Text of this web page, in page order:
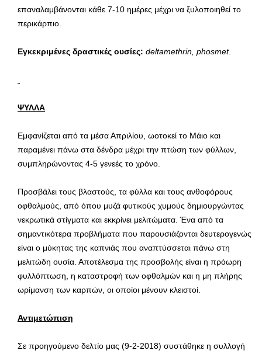
επαναλαμβάνονται κάθε 7-10 ημέρες μέχρι να ξυλοποιηθεί το
περικάρπιο.
Εγκεκριμένες δραστικές ουσίες: deltamethrin, phosmet.
ΨΥΛΛΑ
Εμφανίζεται από τα μέσα Απριλίου, ωοτοκεί το Μάιο και
παραμένει πάνω στα δένδρα μέχρι την πτώση των φύλλων,
συμπληρώνοντας 4-5 γενεές το χρόνο.
Προσβάλει τους βλαστούς, τα φύλλα και τους ανθοφόρους
οφθαλμούς, από όπου μυζά φυτικούς χυμούς δημιουργώντας
νεκρωτικά στίγματα και εκκρίνει μελιτώματα. Ένα από τα
σημαντικότερα προβλήματα που παρουσιάζονται δευτερογενώς
είναι ο μύκητας της καπνιάς που αναπτύσσεται πάνω στη
μελιτώδη ουσία. Αποτέλεσμα της προσβολής είναι η πρόωρη
φυλλόπτωση, η καταστροφή των οφθαλμών και η μη πλήρης
ωρίμανση των καρπών, οι οποίοι μένουν κλειστοί.
Αντιμετώπιση
Σε προηγούμενο δελτίο μας (9-2-2018) συστάθηκε η συλλογή